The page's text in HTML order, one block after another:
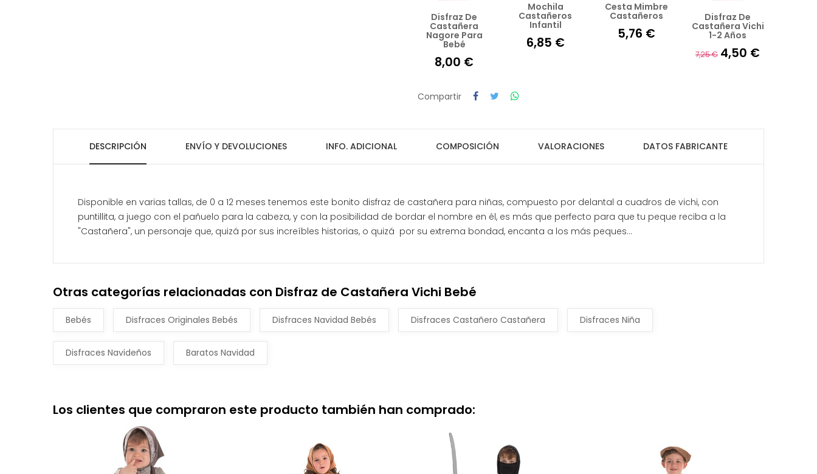
Añadir A La Cesta
Disfraz De
Castañera
Nagore Para
Bebé
8,00 €
Añadir A La Cesta
Mochila
Castañeros
Infantil
6,85 €
Añadir A La Cesta
Cesta Mimbre
Castañeros
5,76 €
Añadir A La Cesta
Disfraz De
Castañera Vichi
1-2 Años
7,25 € 4,50 €
Compartir
DESCRIPCIÓN ENVÍO Y DEVOLUCIONES INFO. ADICIONAL COMPOSICIÓN VALORACIONES DATOS FABRICANTE
Disponible en varias tallas, de 0 a 12 meses tenemos este bonito disfraz de castañera para niñas, compuesto por delantal a cuadros de vichi, con
puntillita, a juego con el pañuelo para la cabeza, y con la posibilidad de bordar el nombre en él, es más que perfecto para que tu peque reciba a la
"Castañera", un personaje que, quizá por sus increíbles historias, o quizá por su extrema bondad, encanta a los más peques...
Otras categorías relacionadas con Disfraz de Castañera Vichi Bebé
Bebés Disfraces Originales Bebés Disfraces Navidad Bebés Disfraces Castañero Castañera Disfraces Niña
Disfraces Navideños Baratos Navidad
Los clientes que compraron este producto también han comprado: